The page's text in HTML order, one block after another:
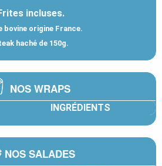
incluses.
bovine origine France.
haché de 150g.
NOS WRAPS
INGRÉDIENTS
NOS SALADES